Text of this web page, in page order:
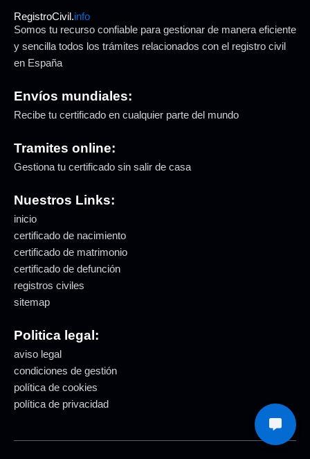
RegistroCivil.info
Somos tu recurso confiable para gestionar de manera eficiente
y sencilla todos los trámites relacionados con el registro civil
en España
Envíos mundiales:
Recibe tu certificado en cualquier parte del mundo
Tramites online:
Gestiona tu certificado sin salir de casa
Nuestros Links:
inicio
certificado de nacimiento
certificado de matrimonio
certificado de defunción
registros civiles
sitemap
Politica legal:
aviso legal
condiciones de gestión
política de cookies
política de privacidad